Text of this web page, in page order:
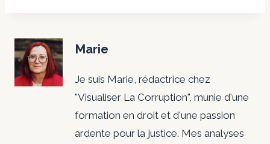
Marie
Je suis Marie, rédactrice chez
"Visualiser La Corruption", munie d'une
formation en droit et d'une passion
ardente pour la justice. Mes analyses